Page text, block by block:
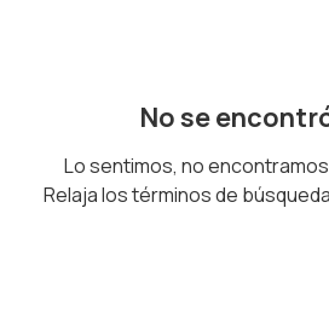
No se
Lo sentimos, no
Relaja los términos de